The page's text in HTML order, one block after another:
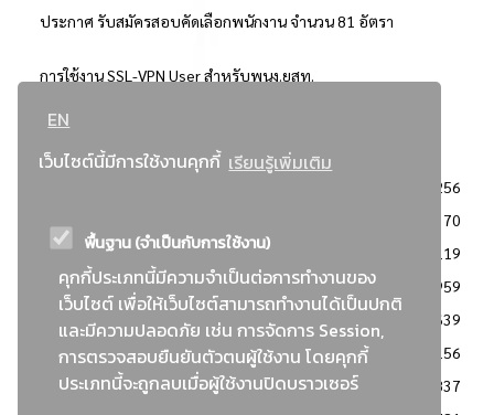
EN
เว็บไซต์นี้มีการใช้งานคุกกี้ เรียนรู้เพิ่มเติม
พื้นฐาน (จำเป็นกับการใช้งาน)
คุกกี้ประเภทนี้มีความจำเป็นต่อการทำงานของ
เว็บไซต์ เพื่อให้เว็บไซต์สามารถทำงานได้เป็นปกติ
และมีความปลอดภัย เช่น การจัดการ Session,
การตรวจสอบยืนยันตัวตนผู้ใช้งาน โดยคุกกี้
ประเภทนี้จะถูกลบเมื่อผู้ใช้งานปิดบราวเซอร์
ประกาศ รับสมัครสอบคัดเลือกพนักงาน จำนวน 81 อัตรา
การใช้งาน SSL-VPN User สำหรับพนง.ยสท.
..ยอดนิยม..
3256
2370
: วิธีเฉพาะเจาะจง
2119
ข่าวสาร/ประกาศ
1959
: เอกสารส่งเสริมความโปร่งใสในการจัดซื้อจัดจ้าง
1639
ข่าวสารจัดซื้อจัดจ้าง
1156
: แผนการจัดซื้อจัดจ้าง
837